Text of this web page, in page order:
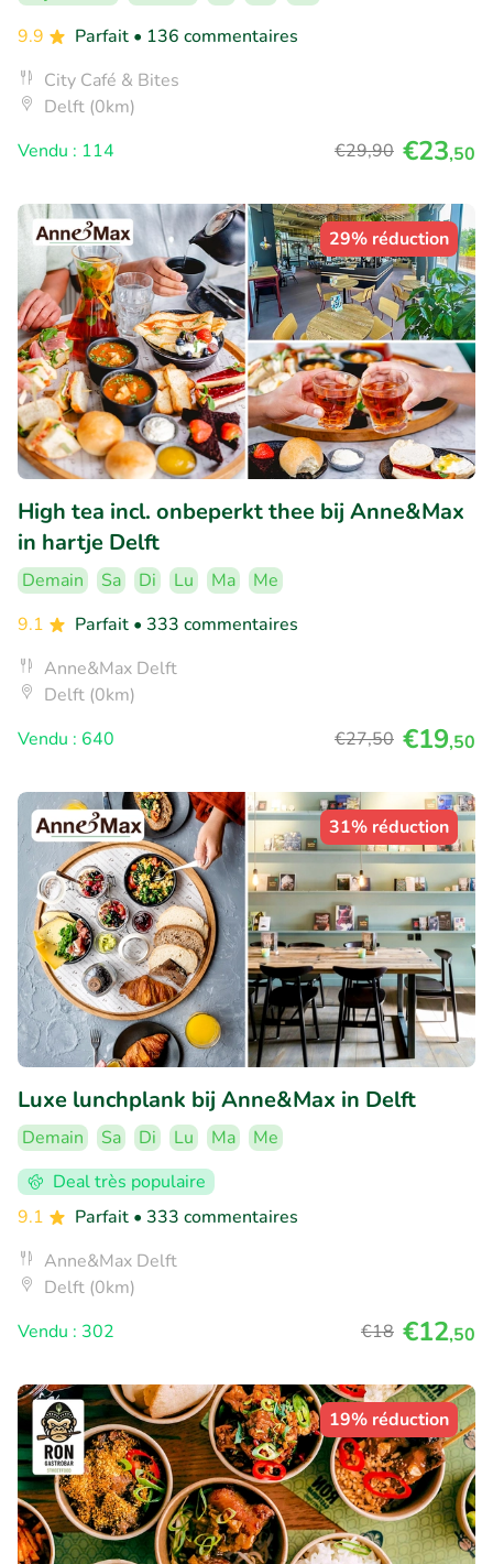
9.9
Parfait • 136 commentaires
City Café & Bites
Delft (0km)
Vendu : 114
€29,90 €23,50
29% réduction
High tea incl. onbeperkt thee bij Anne&Max
in hartje Delft
Demain Sa Di Lu Ma
Me
9.1
Parfait • 333 commentaires
Anne&Max Delft
Delft (0km)
Vendu : 640
€27,50 €19,50
31% réduction
Luxe lunchplank bij Anne&Max in Delft
Demain Sa Di Lu Ma
Me
Deal très populaire
9.1
Parfait • 333 commentaires
Anne&Max Delft
Delft (0km)
Vendu : 302
€18 €12,50
19% réduction